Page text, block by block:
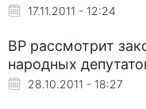
17.11.2011 - 12:24
ВР рассмотрит
народных
28.10.2011 - 18:27